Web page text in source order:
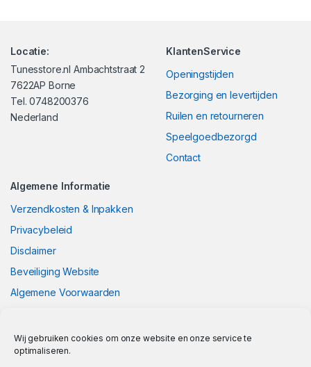
Wij gebruiken cookies om onze website en onze service te
optimaliseren.
Locatie:
Tunesstore.nl Ambachtstraat 2
7622AP Borne
Tel. 0748200376
Nederland
KlantenService
Openingstijden
Bezorging en levertijden
Ruilen en retourneren
Speelgoedbezorgd
Contact
Algemene Informatie
Verzendkosten & Inpakken
Privacybeleid
Disclaimer
Beveiliging Website
Algemene Voorwaarden